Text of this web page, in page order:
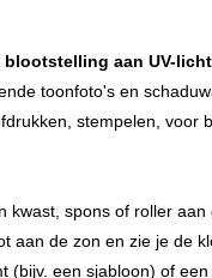
blootstelling aan UV-licht
toonfoto's en
stempelen, voor
spons of roller aan
aan de zon en zie je de
een sjabloon) of een